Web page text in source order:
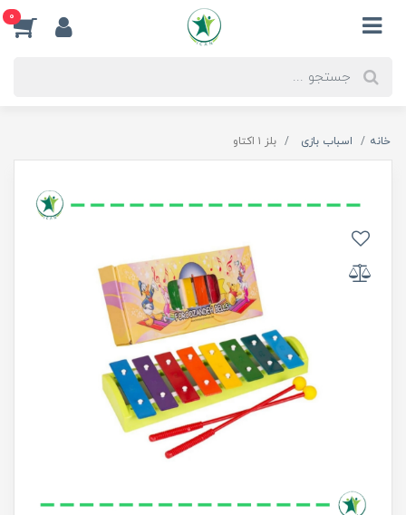
0
خانه اسباب بازی بلز ۱ اکتاو